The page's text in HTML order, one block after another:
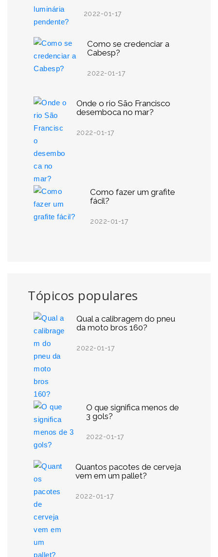
2022-01-17
Como se credenciar a
Cabesp?
2022-01-17
Onde o rio São Francisco
desemboca no mar?
2022-01-17
Como fazer um grafite
fácil?
2022-01-17
Tópicos populares
Qual a calibragem do pneu
da moto bros 160?
2022-01-17
O que significa menos de
3 gols?
2022-01-17
Quantos pacotes de cerveja
vem em um pallet?
2022-01-17